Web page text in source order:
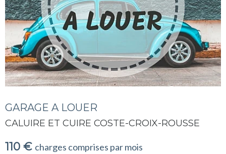
GARAGE A LOUER
CALUIRE ET CUIRE COSTE-CROIX-ROUSSE
110 € charges comprises par mois